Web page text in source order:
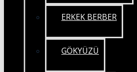
ERKEK BERBER
GÖKYÜZÜ